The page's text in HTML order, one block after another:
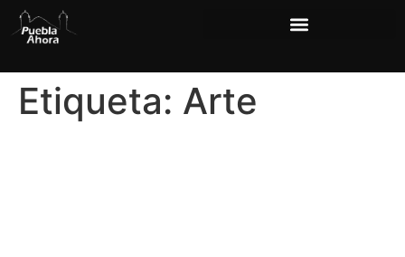
Etiqueta: Arte